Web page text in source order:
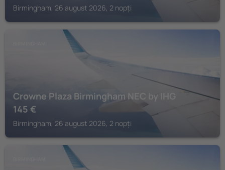
Birmingham, 26 august 2026, 2 nopți
Crowne Plaza Birmingham NEC by IHG
145 €
Birmingham, 26 august 2026, 2 nopți